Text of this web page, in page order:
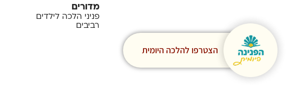
הצטרפו להלכה היומית
מדורים
פניני הלכה לילדים
רביבים